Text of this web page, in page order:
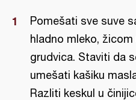
Pomešati sve suve
hladno mleko,
grudvica. Staviti da
umešati kašiku
Razliti keskul u